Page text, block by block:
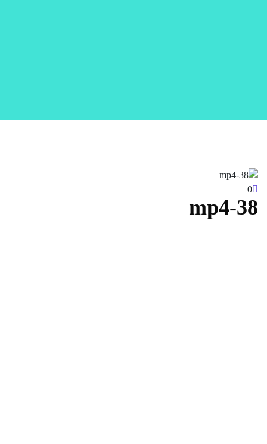
0
38-mp4